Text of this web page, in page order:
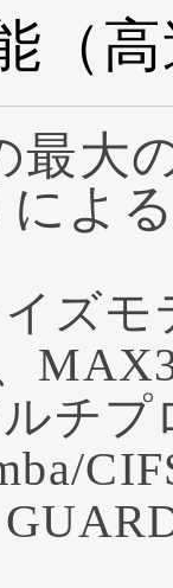
（
最大
よ
ズモ
チプ